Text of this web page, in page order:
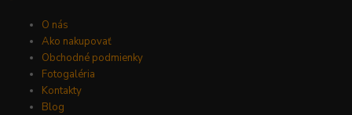
O nás
Ako nakupovať
Obchodné podmienky
Fotogaléria
Kontakty
Blog